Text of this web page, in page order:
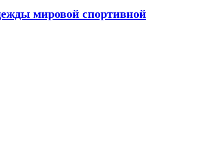
мировой спортивной